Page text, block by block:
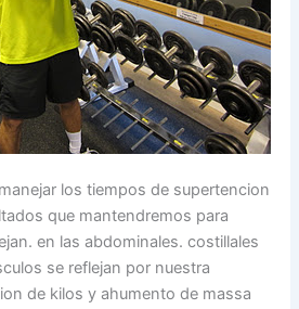
los tiempos de supertencion
que mantendremos para
en las abdominales. costillales
se reflejan por nuestra
de kilos y ahumento de massa